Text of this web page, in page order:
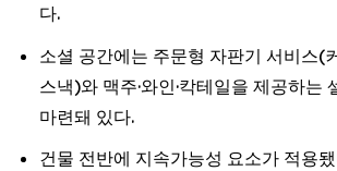
다.
소셜 공간에는 주문형 자판기 서비스(
스낵)와 맥주·와인·칵테일을 제공하는
마련돼 있다.
건물 전반에 지속가능성 요소가 적용